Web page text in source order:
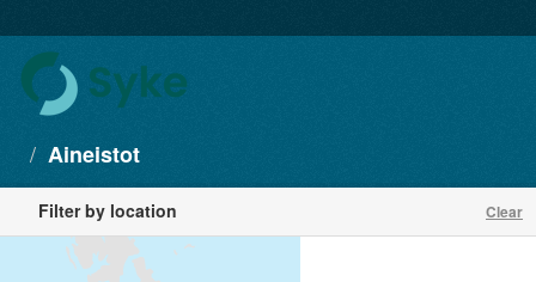
Aineistot
Filter by location Clear